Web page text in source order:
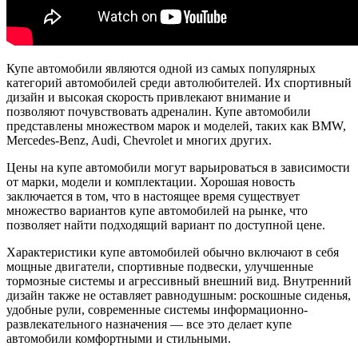
Купе автомобили являются одной из самых популярных
категорий автомобилей среди автолюбителей. Их спортивный
дизайн и высокая скорость привлекают внимание и
позволяют почувствовать адреналин. Купе автомобили
представлены множеством марок и моделей, таких как BMW,
Mercedes-Benz, Audi, Chevrolet и многих других.
Цены на купе автомобили могут варьироваться в зависимости
от марки, модели и комплектации. Хорошая новость
заключается в том, что в настоящее время существует
множество вариантов купе автомобилей на рынке, что
позволяет найти подходящий вариант по доступной цене.
Характеристики купе автомобилей обычно включают в себя
мощные двигатели, спортивные подвески, улучшенные
тормозные системы и агрессивный внешний вид. Внутренний
дизайн также не оставляет равнодушным: роскошные сиденья,
удобные рули, современные системы информационно-
развлекательного назначения — все это делает купе
автомобили комфортными и стильными.